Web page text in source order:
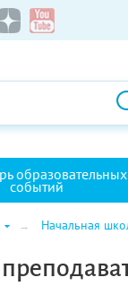
образовательных
событий
Начальная